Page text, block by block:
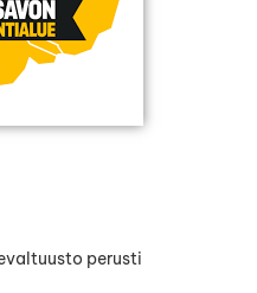
perusti